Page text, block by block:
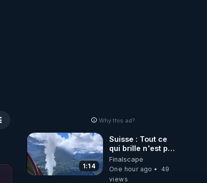
Why this ad?
1:14
Suisse : Tout ce
qui brille n'est pas
de l'Or!
Finalscape
One hour ago
49
views